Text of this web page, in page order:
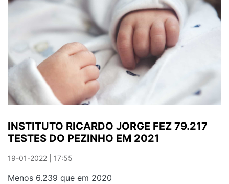
DE
SURICATAS
NASCERAM
NO
ZOO
SANTO
INÁCIO
INSTITUTO RICARDO JORGE FEZ 79.217
TESTES DO PEZINHO EM 2021
19-01-2022 | 17:55
Menos 6.239 que em 2020